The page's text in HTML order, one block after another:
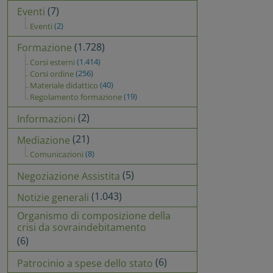
Eventi (7)
Eventi (2)
Formazione (1.728)
Corsi esterni (1.414)
Corsi ordine(256)
Materiale didattico (40)
Regolamento formazione(19)
Informazioni (2)
Mediazione (21)
Comunicazioni (8)
Negoziazione Assistita (5)
Notizie generali (1.043)
Organismo di composizione della
crisi da sovraindebitamento
(6)
Patrocinio a spese dello stato (6)